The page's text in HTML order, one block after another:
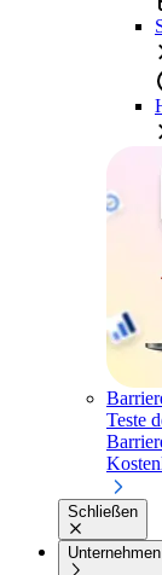
Teste
Schließen
Unternehmen